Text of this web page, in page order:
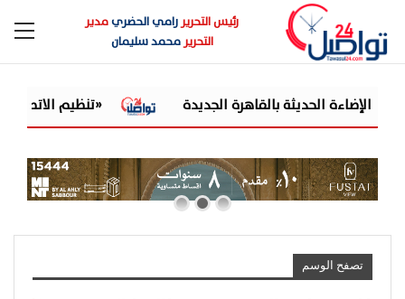
رئيس التحريررامي الحضريمدير
التحريرمحمد سليمان
«تنظيم الاتصالات»
تصفح الوسم